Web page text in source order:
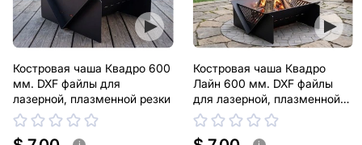
Костровая чаша Квадро 600
мм. DXF файлы для
лазерной, плазменной резки
Костровая чаша Квадро
Лайн 600 мм. DXF файлы
для лазерной, плазменной
резки